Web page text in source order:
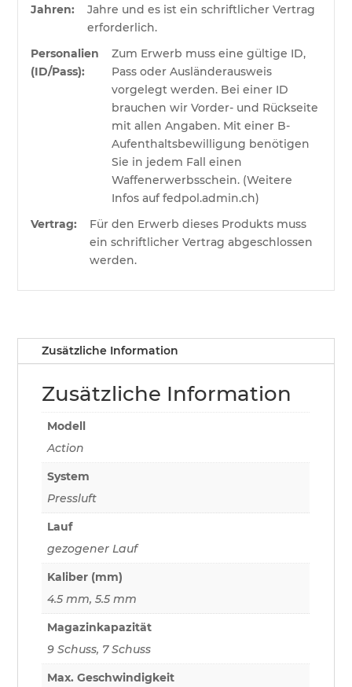
Jahren:
Jahre und es ist ein schriftlicher Vertrag
erforderlich.
Personalien
(ID/Pass):
Zum Erwerb muss eine gültige ID,
Pass oder Ausländerausweis
vorgelegt werden. Bei einer ID
brauchen wir Vorder- und Rückseite
mit allen Angaben. Mit einer B-
Aufenthaltsbewilligung benötigen
Sie in jedem Fall einen
Waffenerwerbsschein. (Weitere
Infos auf fedpol.admin.ch)
Vertrag:
Für den Erwerb dieses Produkts muss
ein schriftlicher Vertrag abgeschlossen
werden.
Zusätzliche Information
Zusätzliche Information
Modell
Action
System
Pressluft
Lauf
gezogener Lauf
Kaliber (mm)
4.5 mm, 5.5 mm
Magazinkapazität
9 Schuss, 7 Schuss
Max. Geschwindigkeit